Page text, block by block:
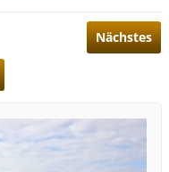
Nächstes